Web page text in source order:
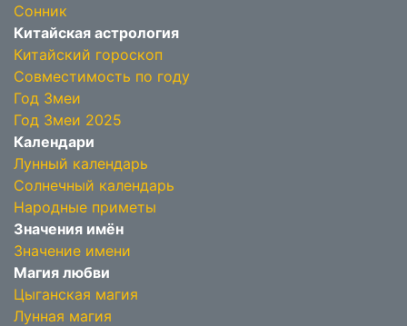
Сонник
Китайская астрология
Китайский гороскоп
Совместимость по году
Год Змеи
Год Змеи 2025
Календари
Лунный календарь
Солнечный календарь
Народные приметы
Значения имён
Значение имени
Магия любви
Цыганская магия
Лунная магия